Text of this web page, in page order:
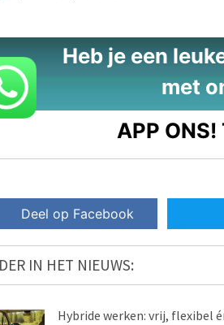
Heb je een
met
APP ONS!
Deel op Facebook
IN HET NIEUWS:
Hybride werken: vrij, flexibel